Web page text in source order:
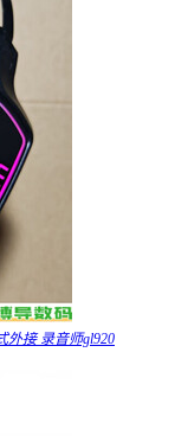
外接 录音师gl920